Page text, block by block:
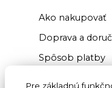
Ako nakupovať
Doprava a
Spôsob platby
Pre základnú